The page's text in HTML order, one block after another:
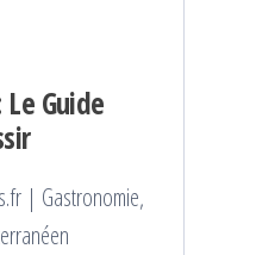
Guide
| Gastronomie,